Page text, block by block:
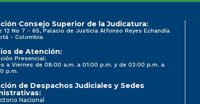
Consejo Superior de la Judicatura:
12 No 7 - 65, Palacio de Justicia Alfonso Reyes Echandía
- Colombia
de Atención:
Presencial:
a Viernes de 08:00 a.m. a 01:00 p.m. y de 02:00 p.m. a
p.m.
de Despachos Judiciales y Sedes
Nacional